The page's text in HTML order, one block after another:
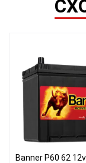
Banner P60 62